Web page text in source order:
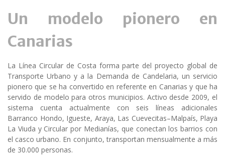
Un modelo pionero en
Canarias
La Línea Circular de Costa forma parte del proyecto global de
Transporte Urbano y a la Demanda de Candelaria, un servicio
pionero que se ha convertido en referente en Canarias y que ha
servido de modelo para otros municipios. Activo desde 2009, el
sistema cuenta actualmente con seis líneas adicionales
Barranco Hondo, Igueste, Araya, Las Cuevecitas–Malpaís, Playa
La Viuda y Circular por Medianías, que conectan los barrios con
el casco urbano. En conjunto, transportan mensualmente a más
de 30.000 personas.